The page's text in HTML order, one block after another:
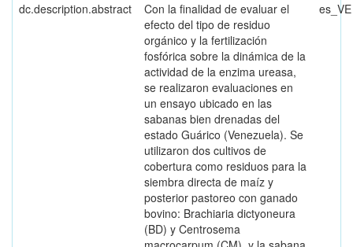
dc.description.abstract
Con la finalidad de evaluar el
efecto del tipo de residuo
orgánico y la fertilización
fosfórica sobre la dinámica de la
actividad de la enzima ureasa,
se realizaron evaluaciones en
un ensayo ubicado en las
sabanas bien drenadas del
estado Guárico (Venezuela). Se
utilizaron dos cultivos de
cobertura como residuos para la
siembra directa de maíz y
posterior pastoreo con ganado
bovino: Brachiaria dictyoneura
(BD) y Centrosema
es_VE